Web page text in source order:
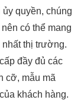
quyền, chúng
có thể mang
thị trường.
đầy đủ các
cỡ, mẫu mã
khách hàng.